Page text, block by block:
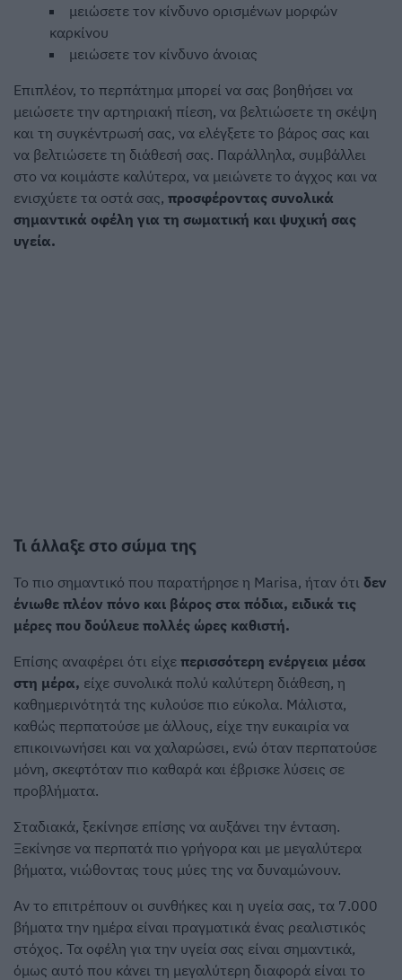
μειώσετε τον κίνδυνο ορισμένων μορφών
καρκίνου
μειώσετε τον κίνδυνο άνοιας
Επιπλέον, το περπάτημα μπορεί να σας βοηθήσει να
μειώσετε την αρτηριακή πίεση, να βελτιώσετε τη σκέψη
και τη συγκέντρωσή σας, να ελέγξετε το βάρος σας και
να βελτιώσετε τη διάθεσή σας. Παράλληλα, συμβάλλει
στο να κοιμάστε καλύτερα, να μειώνετε το άγχος και να
ενισχύετε τα οστά σας, προσφέροντας συνολικά
σημαντικά οφέλη για τη σωματική και ψυχική σας
υγεία.
Τι άλλαξε στο σώμα της
Το πιο σημαντικό που παρατήρησε η Marisa, ήταν ότι δεν
ένιωθε πλέον πόνο και βάρος στα πόδια, ειδικά τις
μέρες που δούλευε πολλές ώρες καθιστή.
Επίσης αναφέρει ότι είχε περισσότερη ενέργεια μέσα
στη μέρα, είχε συνολικά πολύ καλύτερη διάθεση, η
καθημερινότητά της κυλούσε πιο εύκολα. Μάλιστα,
καθώς περπατούσε με άλλους, είχε την ευκαιρία να
επικοινωνήσει και να χαλαρώσει, ενώ όταν περπατούσε
μόνη, σκεφτόταν πιο καθαρά και έβρισκε λύσεις σε
προβλήματα.
Σταδιακά, ξεκίνησε επίσης να αυξάνει την ένταση.
Ξεκίνησε να περπατά πιο γρήγορα και με μεγαλύτερα
βήματα, νιώθοντας τους μύες της να δυναμώνουν.
Αν το επιτρέπουν οι συνθήκες και η υγεία σας, τα 7.000
βήματα την ημέρα είναι πραγματικά ένας ρεαλιστικός
στόχος. Τα οφέλη για την υγεία σας είναι σημαντικά,
όμως αυτό που κάνει τη μεγαλύτερη διαφορά είναι το